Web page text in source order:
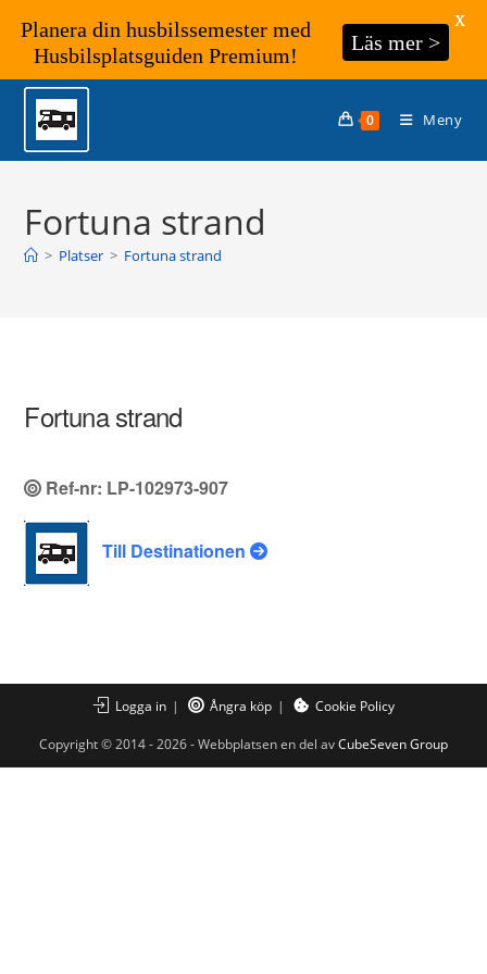
Hoppa
innehållet
0 Meny
Fortuna strand
> Platser > Fortuna strand
Fortuna strand
Ref-nr: LP-102973-907
Till Destinationen
Logga in Ångra köp Cookie Policy
Copyright © 2014 - 2026 - Webbplatsen en del avCubeSeven Group
Planera din husbilssemester med
Husbilsplatsguiden Premium!
Läs mer >
X